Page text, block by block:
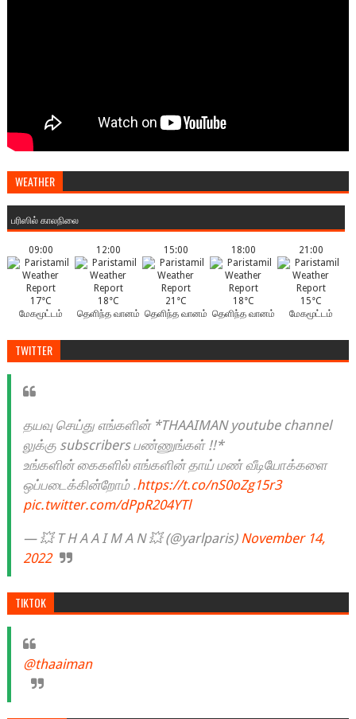
WEATHER
பரிஸில் காலநிலை
09:00
17°C
மேகமூட்டம்
12:00
18°C
தெளிந்த வானம்
15:00
21°C
தெளிந்த வானம்
18:00
18°C
தெளிந்த வானம்
21:00
15°C
மேகமூட்டம்
TWITTER
தயவு செய்து எங்களின் *THAAIMAN youtube channel
லுக்கு subscribers பண்ணுங்கள் !!*
உங்களின் கைகளில் எங்களின் தாய் மண் வீடியோக்களை
ஒப்படைக்கின்றோம் .https://t.co/nS0oZg15r3
pic.twitter.com/dPpR204YTl
— 💥 T H A A I M A N 💥 (@yarlparis) November 14,
2022
TIKTOK
@thaaiman